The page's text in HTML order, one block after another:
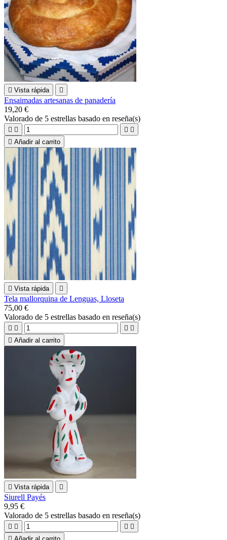
 Vista rápida 
Ensaimadas artesanas de panadería
19,20 €
Valorado de 5 estrellas basado en reseña(s)
   
 Añadir al carrito
 Vista rápida 
Tela mallorquina de Lenguas, Lloseta
75,00 €
Valorado de 5 estrellas basado en reseña(s)
   
 Añadir al carrito
 Vista rápida 
Siurell Payés
9,95 €
Valorado de 5 estrellas basado en reseña(s)
   